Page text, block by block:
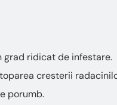
grad ridicat de infestare.
cresterii
porumb.